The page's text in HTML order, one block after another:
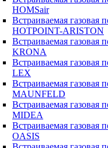
HOMSair
Встраиваемая газовая
HOTPOINT-ARISTON
Встраиваемая газовая
KRONA
Встраиваемая газовая
LEX
Встраиваемая газовая
MAUNFELD
Встраиваемая газовая
MIDEA
Встраиваемая газовая
OASIS